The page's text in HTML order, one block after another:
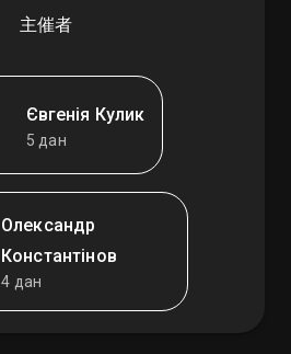
主催者
Євгенія Кулик
5 дан
Олександр
Константінов
4 дан